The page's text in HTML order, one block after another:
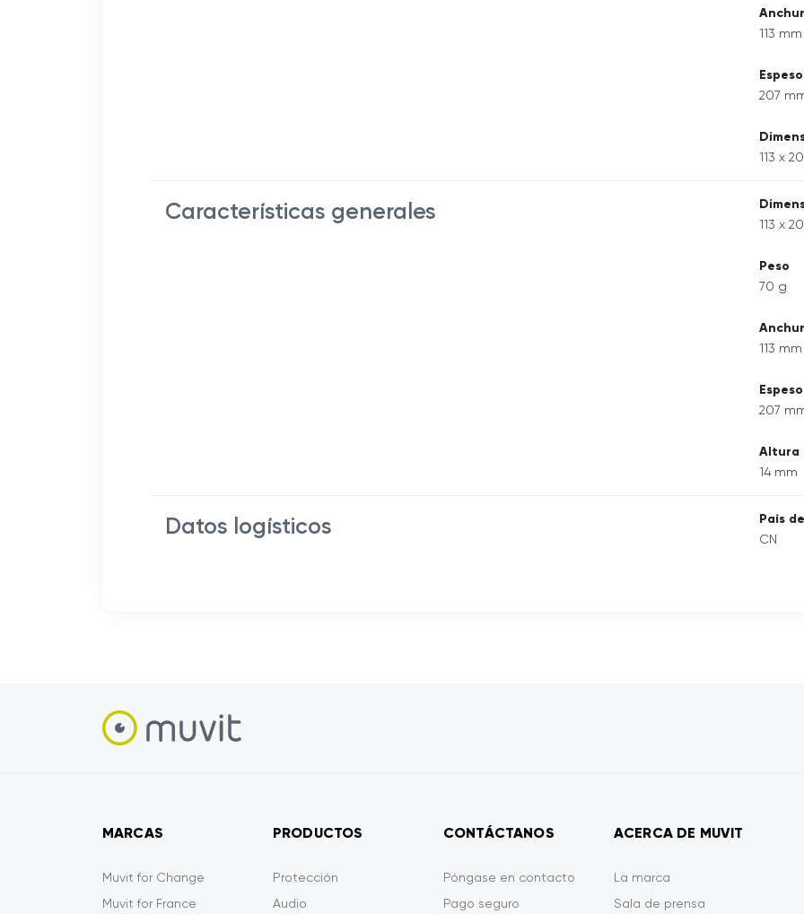
113 mm
207
113 x
Características generales 113 x
Peso
70 g
113 mm
207
Altura
14 mm
Datos logísticos País
CN
MARCAS
Muvit for Change
Muvit for France
PRODUCTOS
Protección
Audio
CONTÁCTANOS
Póngase en contacto
Pago seguro
ACERCA DE MUVIT
La marca
Sala de prensa